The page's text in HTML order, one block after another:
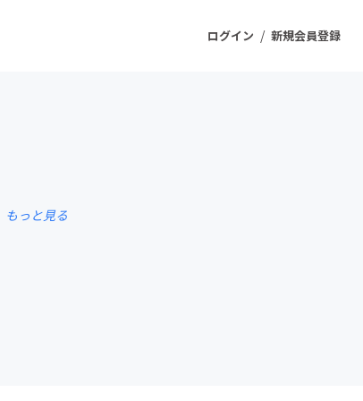
ログイン / 新規会員登録
もっと見る